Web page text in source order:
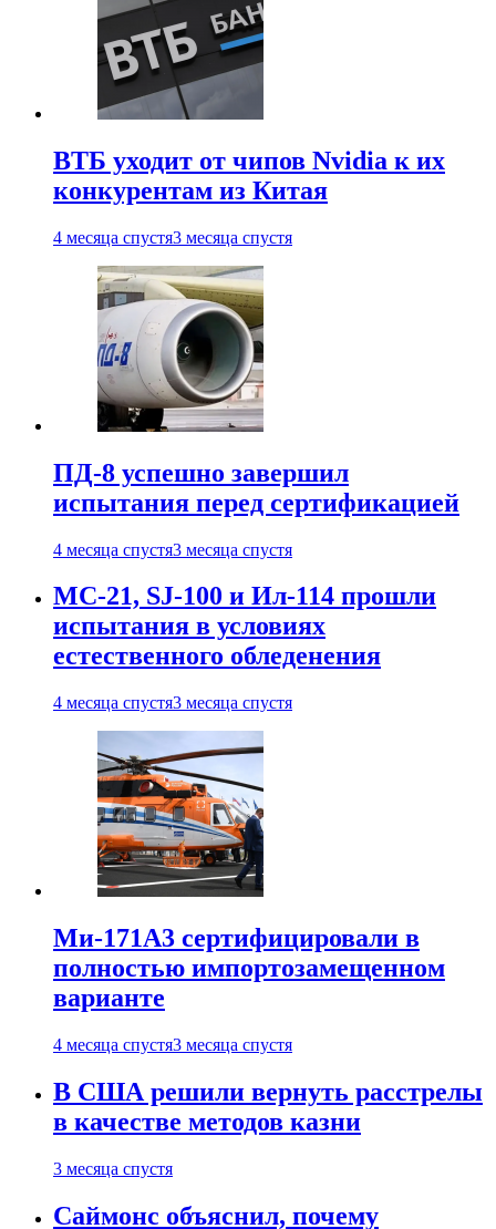
ВТБ уходит от чипов Nvidia к их
конкурентам из Китая
4 месяца спустя3 месяца спустя
ПД-8 успешно завершил
испытания перед сертификацией
4 месяца спустя3 месяца спустя
МС-21, SJ-100 и Ил-114 прошли
испытания в условиях
естественного обледенения
4 месяца спустя3 месяца спустя
Ми-171А3 сертифицировали в
полностью импортозамещенном
варианте
4 месяца спустя3 месяца спустя
В США решили вернуть расстрелы
в качестве методов казни
3 месяца спустя
Саймонс объяснил, почему